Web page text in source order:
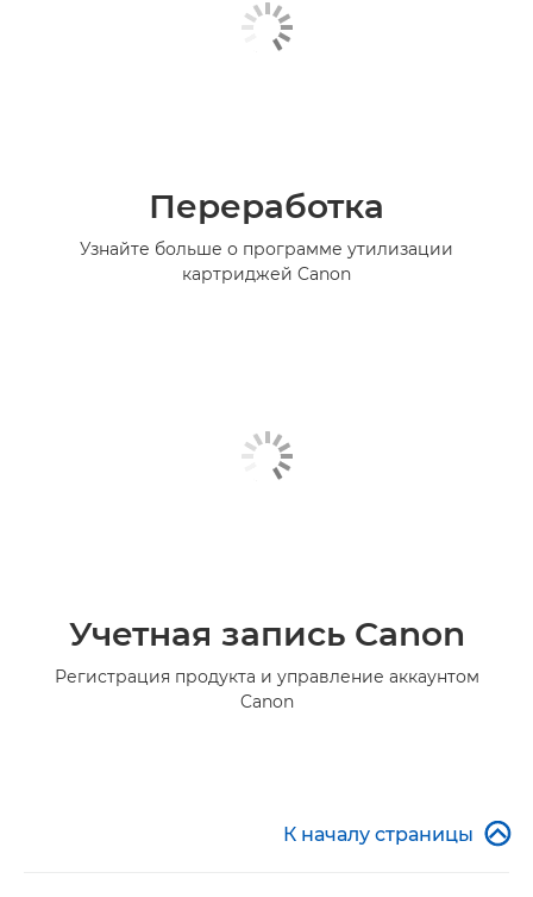
Переработка
Узнайте больше о программе утилизации
картриджей Canon
Учетная запись Canon
Регистрация продукта и управление аккаунтом
Canon
К началу страницы 